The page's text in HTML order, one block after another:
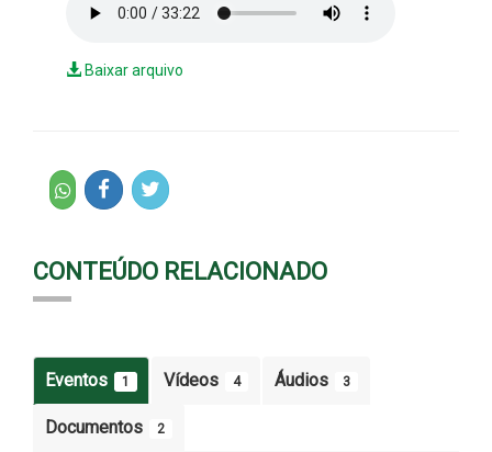
Baixar arquivo
CONTEÚDO RELACIONADO
Eventos 1 Vídeos 4 Áudios 3
Documentos 2